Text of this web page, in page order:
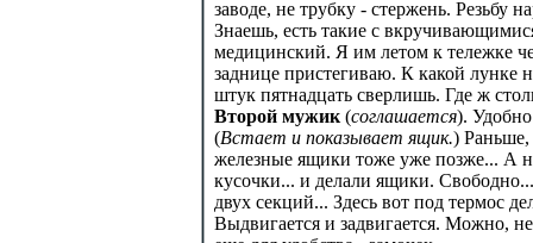
заводе, не трубку - стержень. Резьбу
Знаешь, есть такие с
медицинский. Я им летом к тележке
заднице пристегиваю. К какой лунке
штук пятнадцать сверлишь. Где ж
Второй мужик (соглашается).
(Встает и показывает ящик.) Раньше,
железные ящики тоже уже позже... А
кусочки... и делали ящики.
двух секций... Здесь вот под термос
Выдвигается и задвигается. Можно,